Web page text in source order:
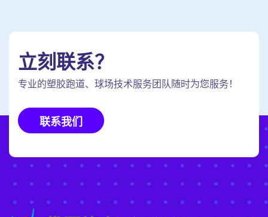
立刻联系？
专业的塑胶跑道、球场技术服务团队随时为您服务！
联系我们